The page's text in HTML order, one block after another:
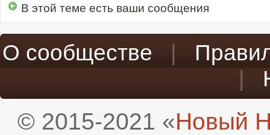
В этой теме есть ваши сообщения
О сообществе
© 2015-2021 «Новый